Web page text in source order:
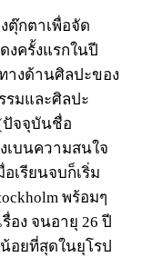
ตุ๊กตาเพื่อจัด
งครั้งแรกในปี
างด้านศิลปะของ
รมและศิลปะ
(ปัจจุบันชื่อ
เบนความสนใจ
เรียนจบก็เริ่ม
พร้อมๆ
อง จนอายุ 26 ปี
อยที่สุดในยุโรป